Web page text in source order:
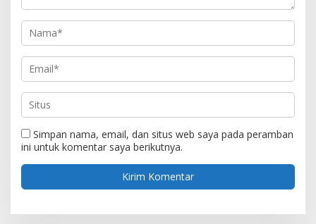
Simpan nama, email, dan situs web saya pada peramban
ini untuk komentar saya berikutnya.